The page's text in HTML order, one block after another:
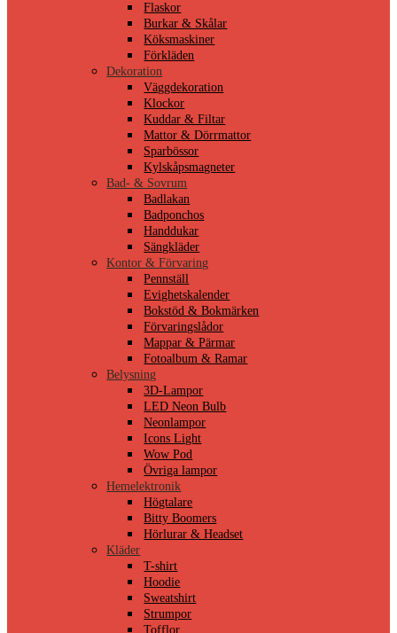
Flaskor
Burkar & Skålar
Köksmaskiner
Förkläden
Dekoration
Väggdekoration
Klockor
Kuddar & Filtar
Mattor & Dörrmattor
Sparbössor
Kylskåpsmagneter
Bad- & Sovrum
Badlakan
Badponchos
Handdukar
Sängkläder
Kontor & Förvaring
Pennställ
Evighetskalender
Bokstöd & Bokmärken
Förvaringslådor
Mappar & Pärmar
Fotoalbum & Ramar
Belysning
3D-Lampor
LED Neon Bulb
Neonlampor
Icons Light
Wow Pod
Övriga lampor
Hemelektronik
Högtalare
Bitty Boomers
Hörlurar & Headset
Kläder
T-shirt
Hoodie
Sweatshirt
Strumpor
Tofflor